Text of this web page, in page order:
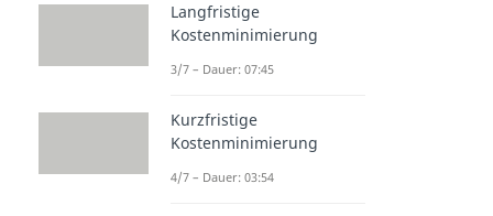
Langfristige
Kostenminimierung
3/7 – Dauer: 07:45
Kurzfristige
Kostenminimierung
4/7 – Dauer: 03:54